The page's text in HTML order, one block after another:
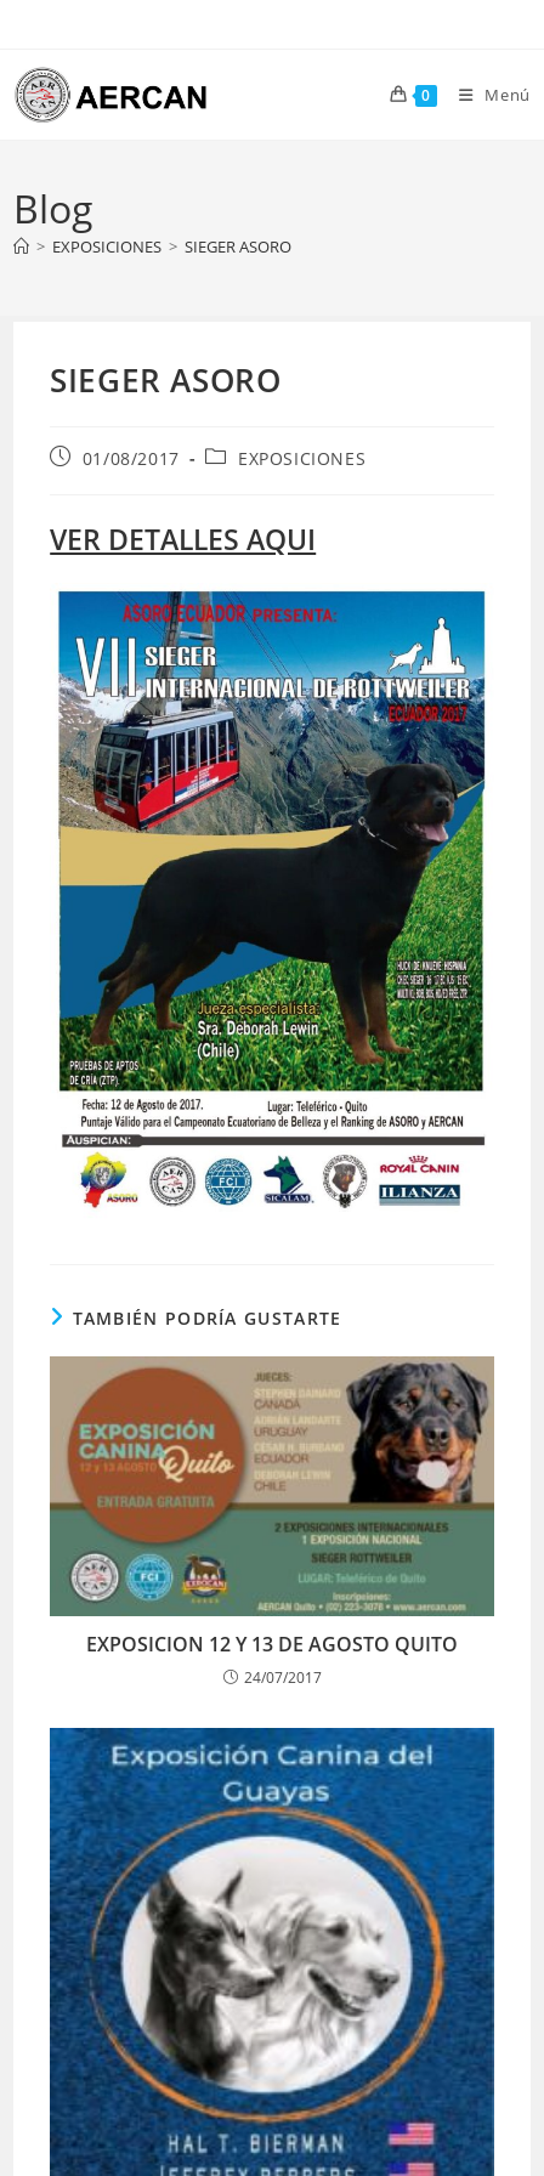
contenido
0 Menú
Blog
> EXPOSICIONES > SIEGER ASORO
SIEGER ASORO
Publicación
entrada:
01/08/2017
Categoría
entrada:
EXPOSICIONES
VER DETALLES AQUI
TAMBIÉN PODRÍA GUSTARTE
EXPOSICION 12 Y 13 DE AGOSTO QUITO
24/07/2017